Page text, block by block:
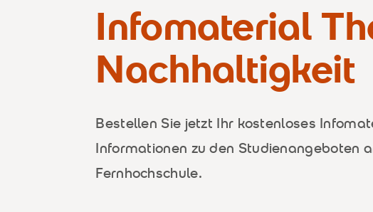
Infomaterial
Nachhaltigkeit
Bestellen Sie jetzt Ihr kostenloses
Informationen zu den Studienangeboten
Fernhochschule.